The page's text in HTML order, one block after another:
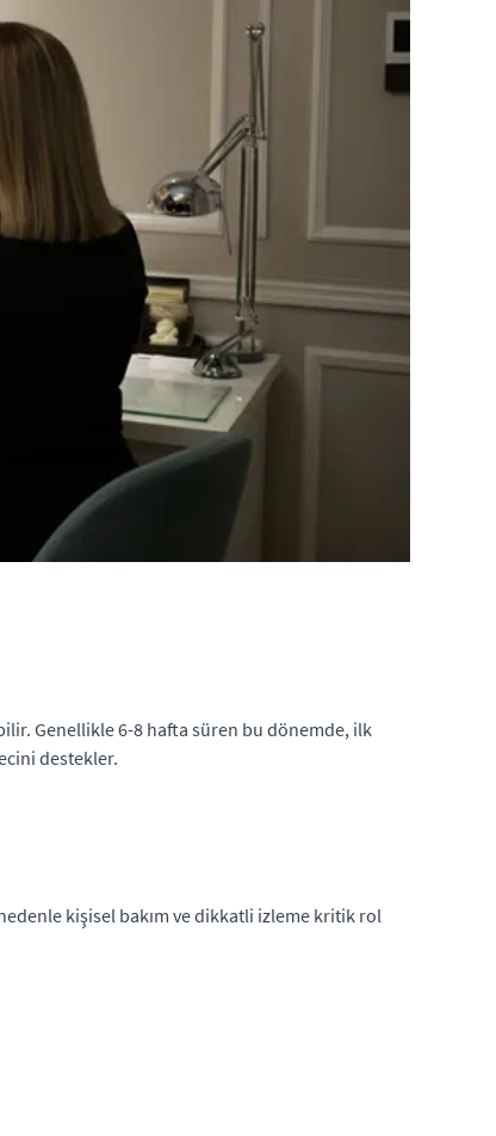
Genellikle 6-8 hafta süren bu dönemde, ilk
destekler.
kişisel bakım ve dikkatli izleme kritik rol